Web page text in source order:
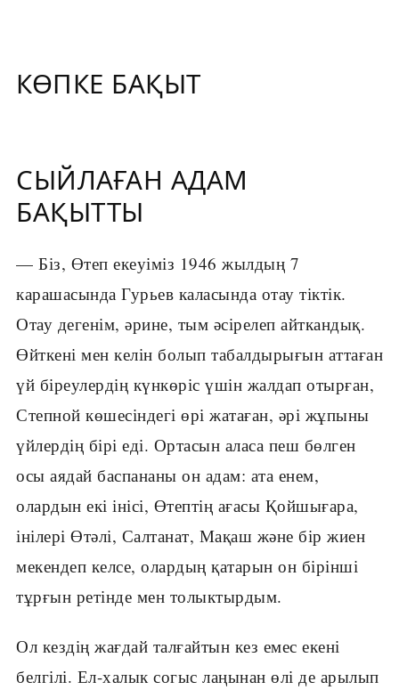
КӨПКЕ БАҚЫТ
СЫЙЛАҒАН АДАМ
БАҚЫТТЫ
— Біз, Өтеп екеуіміз 1946 жылдың 7
карашасында Гурьев каласында отау тіктік.
Отау дегенім, әрине, тым әсірелеп айткандық.
Өйткені мен келін болып табалдырығын аттаған
үй біреулердің күнкөріс үшін жалдап отырған,
Степной көшесіндегі өрі жатаған, әрі жұпыны
үйлердің бірі еді. Ортасын аласа пеш бөлген
осы аядай баспананы он адам: ата енем,
олардын екі інісі, Өтептің ағасы Қойшығара,
інілері Өтәлі, Салтанат, Мақаш және бір жиен
мекендеп келсе, олардың қатарын он бірінші
тұрғын ретінде мен толыктырдым.
Ол кездің жағдай талғайтын кез емес екені
белгілі. Ел-халык согыс лаңынан өлі де арылып